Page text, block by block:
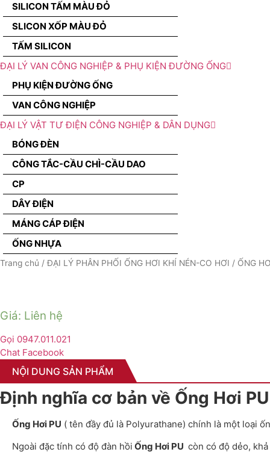
SILICON TẤM MÀU ĐỎ
SLICON XỐP MÀU ĐỎ
TẤM SILICON
ĐẠI LÝ VAN CÔNG NGHIỆP & PHỤ KIỆN ĐƯỜNG ỐNG
PHỤ KIỆN ĐƯỜNG ỐNG
VAN CÔNG NGHIỆP
ĐẠI LÝ VẬT TƯ ĐIỆN CÔNG NGHIỆP & DÂN DỤNG
BÓNG ĐÈN
CÔNG TẮC-CẦU CHÌ-CẦU DAO
CP
DÂY ĐIỆN
MÁNG CÁP ĐIỆN
ỐNG NHỰA
Trang chủ /ĐẠI LÝ PHÂN PHỐI ỐNG HƠI KHÍ NÉN-CO HƠI / ỐNG
Giá: Liên hệ
Gọi 0947.011.021
Chat Facebook
NỘI DUNG SẢN PHẨM
Định nghĩa cơ bản về Ống Hơi PU
Ống Hơi PU ( tên đầy đủ là Polyurathane) chính là một loại
Ngoài đặc tính có độ đàn hồi Ống Hơi PU còn có độ dẻo,